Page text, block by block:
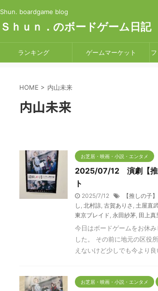
Shun. boardgame blog
Ｓｈｕｎ．のボードゲーム日記
ランキング ゲームマーケット
HOME > 内山未来
内山未来
お芝居・映画・小説・エンタメ
2025/07/12 演劇【推
ト
2025/7/12 【推しの子】
し , 北村諒, 古賀ありさ , 土屋直
東京ブレイド, 永田紗茅, 田上真
今日はボードゲームをお休
した。 その前に地元の区役
えないけど少しでも今より
お芝居・映画・小説・エンタメ